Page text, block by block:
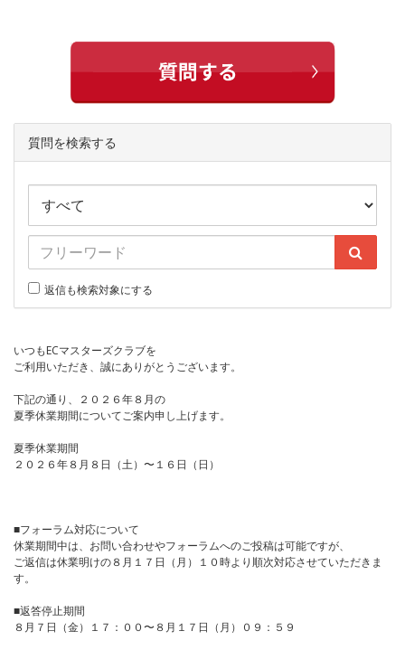
質問を検索する
返信も検索対象にする
いつもECマスターズクラブを
ご利用いただき、誠にありがとうございます。
下記の通り、２０２６年８月の
夏季休業期間についてご案内申し上げます。
夏季休業期間
２０２６年８月８日（土）〜１６日（日）
■フォーラム対応について
休業期間中は、お問い合わせやフォーラムへのご投稿は可能ですが、
ご返信は休業明けの８月１７日（月）１０時より順次対応させていただきま
す。
■返答停止期間
８月７日（金）１７：００〜８月１７日（月）０９：５９